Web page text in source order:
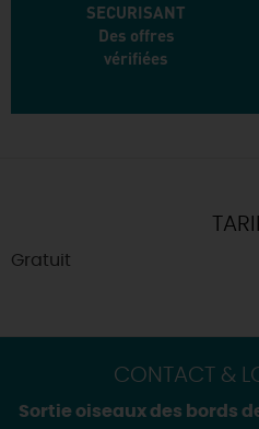
SECURISANT
Des offres
vérifiées
Gratuit
CONTACT &
Sortie oiseaux des bords